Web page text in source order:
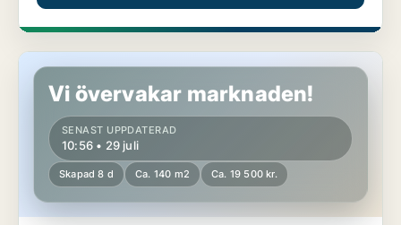
Hus i Österåker, Ljusterö
Vi övervakar marknaden!
SENAST UPPDATERAD
10:56 • 29 juli
Skapad 8 d Ca. 140 m2 Ca. 19 500 kr.